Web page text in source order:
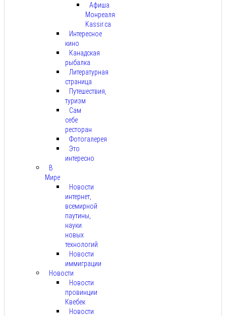
Афиша
Монреаля:
Kassir.ca
Интересное
кино
Канадская
рыбалка
Литературная
страница
Путешествия,
туризм
Сам
себе
ресторан
Фотогалерея
Это
интересно
В
Мире
Новости
интернет,
всемирной
паутины,
науки.
новых
технологий
Новости
иммиграции
Новости
Новости
провинции
Квебек
Новости